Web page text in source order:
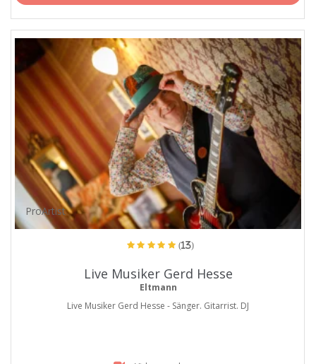
ProArtist
(13)
Live Musiker Gerd Hesse
Eltmann
Live Musiker Gerd Hesse - Sänger. Gitarrist. DJ